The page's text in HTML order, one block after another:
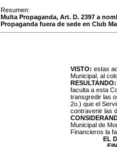
Resumen:
Multa Propaganda, Art. D. 2397 a
Propaganda fuera de sede en Club
VISTO: estas
Municipal, al
RESULTANDO:
faculta a esta
transgredir las
2o.) que el
contravenir las
Municipal de
Financieros la
EL